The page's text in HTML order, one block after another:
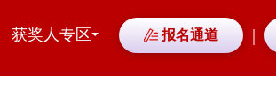
获奖人专区 报名通道 |